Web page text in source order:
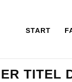
START
TITEL